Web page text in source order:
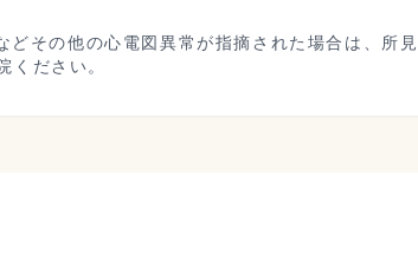
その他の心電図異常が指摘された場合は、所
ください。